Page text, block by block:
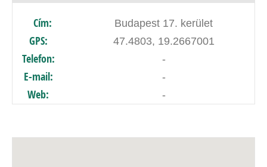
Cím: Budapest 17. kerület
GPS: 47.4803, 19.2667001
Telefon: -
E-mail: -
Web: -